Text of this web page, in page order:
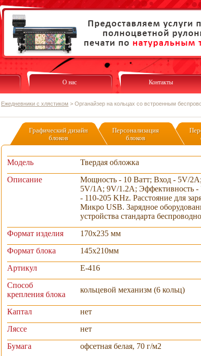
О нас Контакты
Ежедневники с хлястиком > Органайзер на кольцах со встроенным
Графический дизайн
блоков
Персонализация
блоков
Модель
Твердая обложка
Описание
Мощность - 10 Ватт; Вход - 5V/
5V/1A; 9V/1.2A; Эффективность -
- 110-205 KHz. Расстояние для
Микро USB. Зарядное
устройства стандарта
Формат изделия
170х235 мм
Формат блока
145х210мм
Артикул
E-416
Способ
крепления блока
кольцевой механизм (6 кольц)
Каптал
нет
Ляссе
нет
Бумага
офсетная белая, 70 г/м2